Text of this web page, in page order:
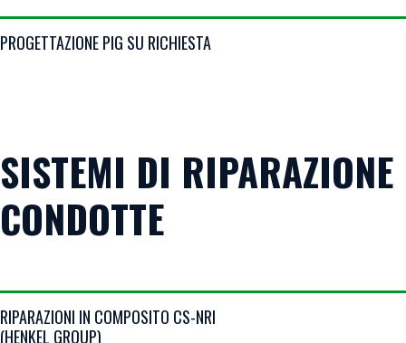
VIEW DETAILS
PROGETTAZIONE PIG SU RICHIESTA
SISTEMI DI RIPARAZIONE
CONDOTTE
VIEW DETAILS
RIPARAZIONI IN COMPOSITO CS-NRI
(HENKEL GROUP)